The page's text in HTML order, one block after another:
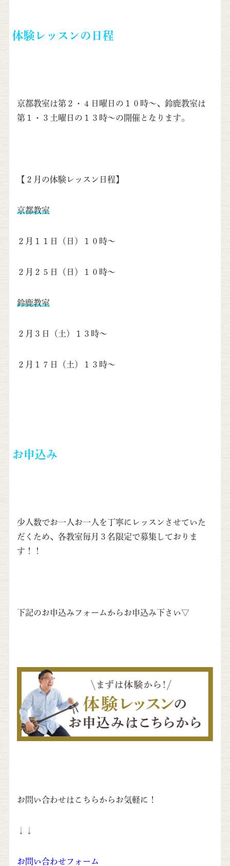
体験レッスンの日程
京都教室は第２・４日曜日の１０時〜、鈴鹿教室は
第１・３土曜日の１３時〜の開催となります。
【２月の体験レッスン日程】
京都教室
２月１１日（日）１０時～
２月２５日（日）１０時～
鈴鹿教室
２月３日（土）１３時～
２月１７日（土）１３時～
お申込み
少人数でお一人お一人を丁寧にレッスンさせていた
だくため、各教室毎月３名限定で募集しておりま
す！！
下記のお申込みフォームからお申込み下さい▽
お問い合わせはこちらからお気軽に！
お問い合わせフォーム